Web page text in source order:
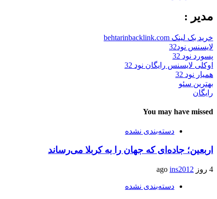
مدیر :
خرید بک لینک behtarinbacklink.com
لایسنس نود32
پسورد نود 32
اوکلی لایسنس رایگان نود 32
همیار نود 32
بهترین سئو
رایگان
You may have missed
دسته‌بندی نشده
اربعین؛ جاده‌ای که جهان را به کربلا می‌رساند
4 روز ago ins2012
دسته‌بندی نشده